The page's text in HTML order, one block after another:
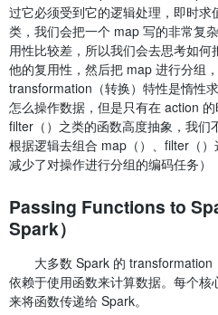
过它必须受到它的逻辑处理，即时
类，我们会把一个 map 写的非常复
用性比较差，所以我们会去思考如
他的复用性，然后把 map 进行分组
transformation（转换）特性是惰性
怎么操作数据，但是只有在 action
filter（）之类的函数高度抽象，我们
根据逻辑去组合 map（）、filter（
减少了对操作进行分组的编码任务）
Passing Functions to
Spark）
大多数 Spark 的 transformation
依赖于使用函数来计算数据。每个
来将函数传递给 Spark。